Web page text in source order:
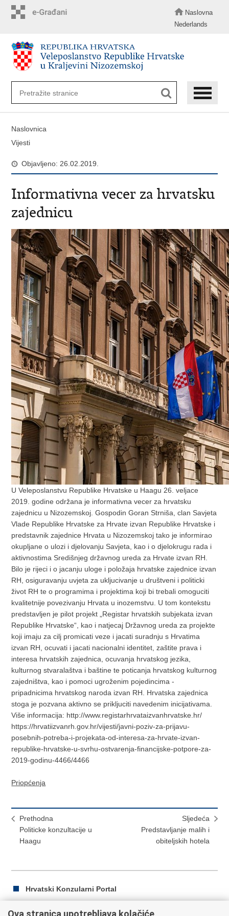
Naslovna
Nederlands
Naslovnica
Vijesti
Objavljeno: 26.02.2019.
Informativna vecer za hrvatsku
zajednicu
U Veleposlanstvu Republike Hrvatske u Haagu 26. veljace
2019. godine održana je informativna vecer za hrvatsku
zajednicu u Nizozemskoj. Gospodin Goran Strniša, clan Savjeta
Vlade Republike Hrvatske za Hrvate izvan Republike Hrvatske i
predstavnik zajednice Hrvata u Nizozemskoj tako je informirao
okupljane o ulozi i djelovanju Savjeta, kao i o djelokrugu rada i
aktivnostima Središnjeg državnog ureda za Hrvate izvan RH.
Bilo je rijeci i o jacanju uloge i položaja hrvatske zajednice izvan
RH, osiguravanju uvjeta za ukljucivanje u društveni i politicki
život RH te o programima i projektima koji bi trebali omoguciti
kvalitetnije povezivanju Hrvata u inozemstvu. U tom kontekstu
predstavljen je pilot projekt „Registar hrvatskih subjekata izvan
Republike Hrvatske“, kao i natjecaj Državnog ureda za projekte
koji imaju za cilj promicati veze i jacati suradnju s Hrvatima
izvan RH, ocuvati i jacati nacionalni identitet, zaštite prava i
interesa hrvatskih zajednica, ocuvanja hrvatskog jezika,
kulturnog stvaralaštva i baštine te poticanja hrvatskog kulturnog
zajedništva, kao i pomoci ugroženim pojedincima -
pripadnicima hrvatskog naroda izvan RH. Hrvatska zajednica
stoga je pozvana aktivno se prikljuciti navedenim inicijativama.
Više informacija: http://www.registarhrvataizvanhrvatske.hr/
https://hrvatiizvanrh.gov.hr/vijesti/javni-poziv-za-prijavu-
posebnih-potreba-i-projekata-od-interesa-za-hrvate-izvan-
republike-hrvatske-u-svrhu-ostvarenja-financijske-potpore-za-
2019-godinu-4466/4466
Priopćenja
Prethodna
Politicke konzultacije u
Haagu
Sljedeća
Predstavljanje malih i
obiteljskih hotela
Hrvatski Konzularni Portal
Ova stranica upotrebljava kolačiće